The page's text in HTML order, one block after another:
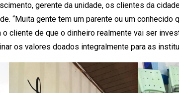
gerente da unidade, os clientes da
“Muita gente tem um parente ou um conhecido
cliente de que o dinheiro realmente vai ser
os valores doados integralmente para as